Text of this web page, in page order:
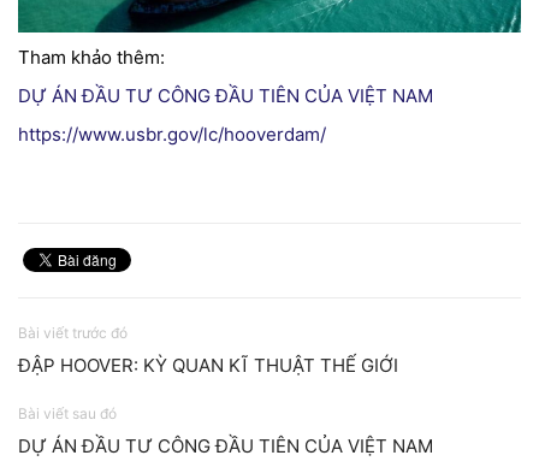
Tham khảo thêm:
DỰ ÁN ĐẦU TƯ CÔNG ĐẦU TIÊN CỦA VIỆT NAM
https://www.usbr.gov/lc/hooverdam/
Bài viết trước đó
ĐẬP HOOVER: KỲ QUAN KĨ THUẬT THẾ GIỚI
Bài viết sau đó
DỰ ÁN ĐẦU TƯ CÔNG ĐẦU TIÊN CỦA VIỆT NAM